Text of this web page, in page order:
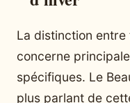
La distinction entre
concerne
spécifiques. Le
plus parlant de